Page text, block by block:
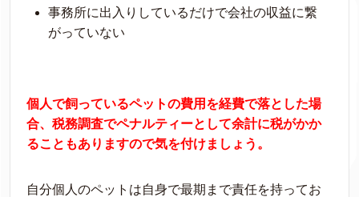
事務所に出入りしているだけで会社の収益に繋
がっていない
個人で飼っているペットの費用を経費で落とした場
合、税務調査でペナルティーとして余計に税がかか
ることもありますので気を付けましょう。
自分個人のペットは自身で最期まで責任を持ってお